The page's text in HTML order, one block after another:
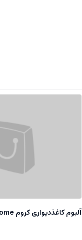
آلبوم کاغذدیواری کروم chrome کد 13027